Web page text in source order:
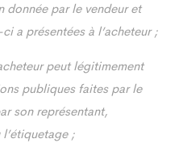
donnée par le vendeur et
a présentées à l’acheteur ;
peut légitimement
publiques faites par le
son représentant,
;